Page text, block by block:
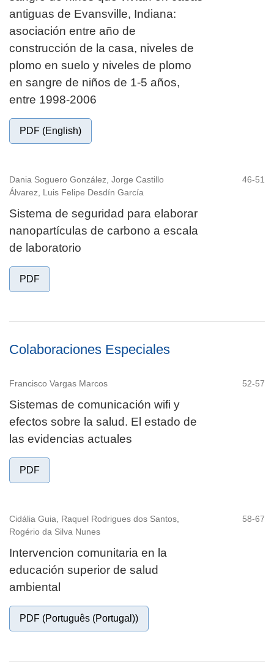
antiguas de Evansville, Indiana:
asociación entre año de
construcción de la casa, niveles de
plomo en suelo y niveles de plomo
en sangre de niños de 1-5 años,
entre 1998-2006
PDF (English)
Dania Soguero González, Jorge Castillo
Álvarez, Luis Felipe Desdín García
46-51
Sistema de seguridad para elaborar
nanopartículas de carbono a escala
de laboratorio
PDF
Colaboraciones Especiales
Francisco Vargas Marcos 52-57
Sistemas de comunicación wifi y
efectos sobre la salud. El estado de
las evidencias actuales
PDF
Cidália Guia, Raquel Rodrigues dos Santos,
Rogério da Silva Nunes
58-67
Intervencion comunitaria en la
educación superior de salud
ambiental
PDF (Português (Portugal))